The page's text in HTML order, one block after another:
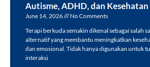
Autisme, ADHD, dan
June 14, 2026
No Comments
Terapi berkuda semakin dikenal sebagai salah
alternatif yang membantu meningkatkan
dan emosional. Tidak hanya digunakan untuk
interaksi